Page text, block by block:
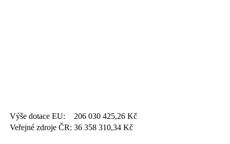
Výše dotace EU: 206 030 425,26 Kč
Veřejné zdroje ČR: 36 358 310,34 Kč